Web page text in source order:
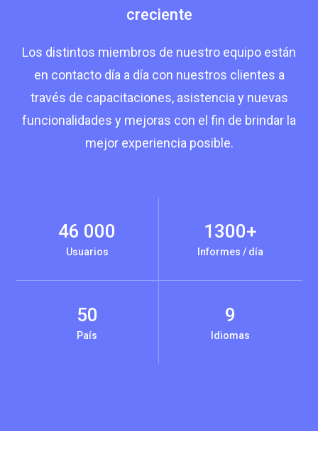
creciente
Los distintos miembros de nuestro equipo están
en contacto día a día con nuestros clientes a
través de capacitaciones, asistencia y nuevas
funcionalidades y mejoras con el fin de brindar la
mejor experiencia posible.
46 000
Usuarios
1300+
Informes / día
50
País
9
Idiomas